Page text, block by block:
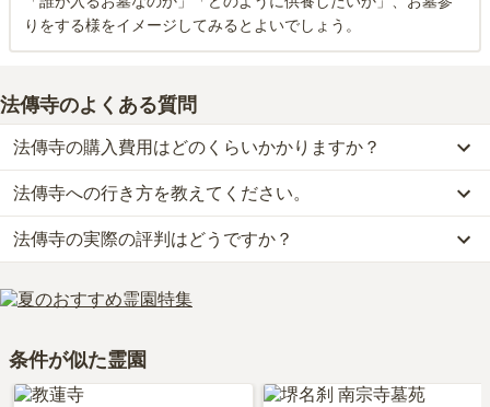
りをする様をイメージしてみるとよいでしょう。
法傳寺のよくある質問
法傳寺の購入費用はどのくらいかかりますか？
法傳寺では、一般墓が約150万円(墓石代別)からお求めいただけま
す。
なお、法傳寺がある大阪府の相場は、一般墓が約108万円（墓石代
別途）です。
お墓は、価格が高いものがよい、安いものが悪い、という訳ではあ
法傳寺への行き方を教えてください。
公共交通機関の場合、阪堺電軌阪堺線「妙国寺前駅」から徒歩約5
分です。
車の場合、阪神高速境線「堺インター」から車で約4分です。
詳しいルートや地図は、本ページの「地図・交通アクセス」欄をご
法傳寺の実際の評判はどうですか？
法傳寺の口コミはまだ投稿されておりません。
口コミはあくまで一つの目安です。資料請求や現地見学を通して、
条件が似た霊園